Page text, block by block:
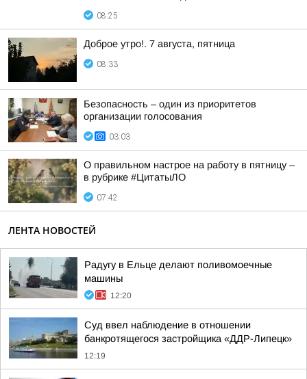
08:25
Доброе утро!. 7 августа, пятница
08:33
Безопасность – один из приоритетов
организации голосования
03:03
О правильном настрое на работу в пятницу –
в рубрике #ЦитатыЛО
07:42
ЛЕНТА НОВОСТЕЙ
Радугу в Ельце делают поливомоечные
машины
12:20
Суд ввел наблюдение в отношении
банкротящегося застройщика «ДДР-Липецк»
12:19